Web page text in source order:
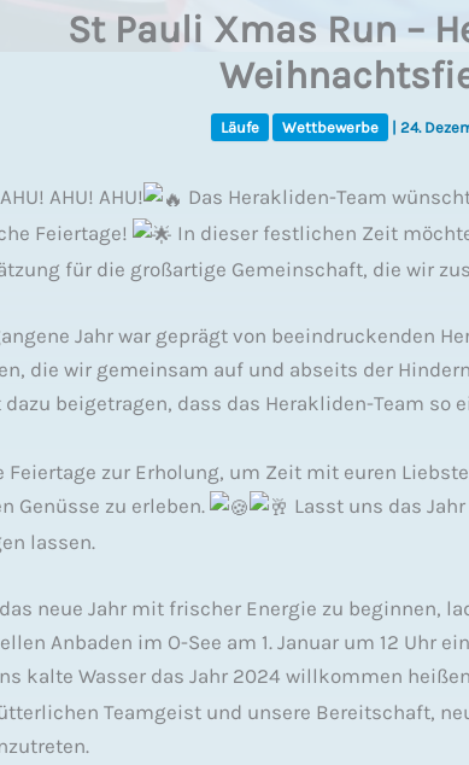
St Pauli Xmas Run –
Läufe Wettbewerbe 24.
AHU! AHU! AHU!
Das Herakliden-Team
Feiertage!
In dieser festlichen Zeit
für die großartige Gemeinschaft, die wir
Jahr war geprägt von beeindruckenden
die wir gemeinsam auf und abseits der
dazu beigetragen, dass das Herakliden-Team so
Feiertage zur Erholung, um Zeit mit euren
Genüsse zu erleben.
Lasst uns das
lassen.
neue Jahr mit frischer Energie zu beginnen,
Anbaden im O-See am 1. Januar um 12 Uhr
kalte Wasser das Jahr 2024 willkommen
Teamgeist und unsere Bereitschaft,